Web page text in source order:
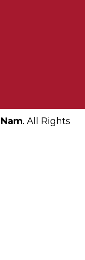
. All Rights